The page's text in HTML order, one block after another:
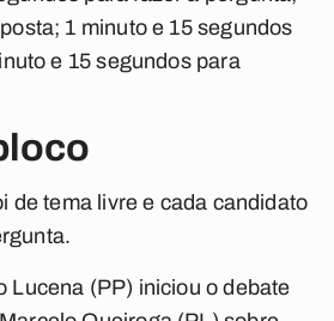
1 minuto e 15 segundos
e 15 segundos para
de tema livre e cada candidato
Lucena (PP) iniciou o debate